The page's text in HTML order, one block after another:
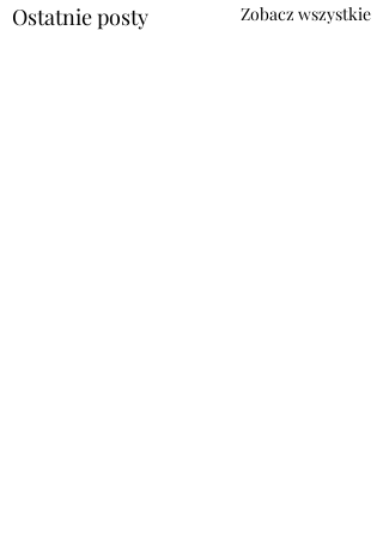
Ostatnie posty Zobacz wszystkie